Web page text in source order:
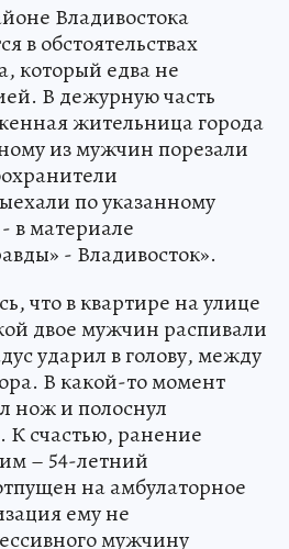
Владивостока
в обстоятельствах
который едва не
В дежурную часть
жительница города
из мужчин порезали
по указанному
в материале
- Владивосток».
что в квартире на улице
двое мужчин распивали
ударил в голову, между
В какой-то момент
нож и полоснул
К счастью, ранение
– 54-летний
на амбулаторное
ему не
мужчину